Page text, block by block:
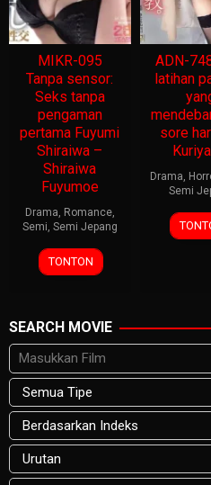
MIKR-095
Tanpa sensor:
Seks tanpa
pengaman
pertama Fuyumi
Shiraiwa –
Shiraiwa
Fuyumoe
Drama, Romance,
Semi, Semi Jepang
TONTON
ADN-
latihan
sore
Drama,
Semi
SEARCH MOVIE